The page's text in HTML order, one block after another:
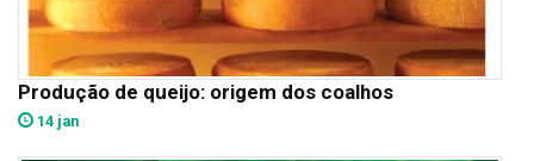
Produção de queijo: origem dos coalhos
14 jan